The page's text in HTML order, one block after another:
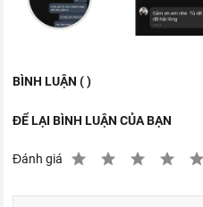
BÌNH LUẬN ( )
ĐỂ LẠI BÌNH LUẬN CỦA BẠN
Đánh giá